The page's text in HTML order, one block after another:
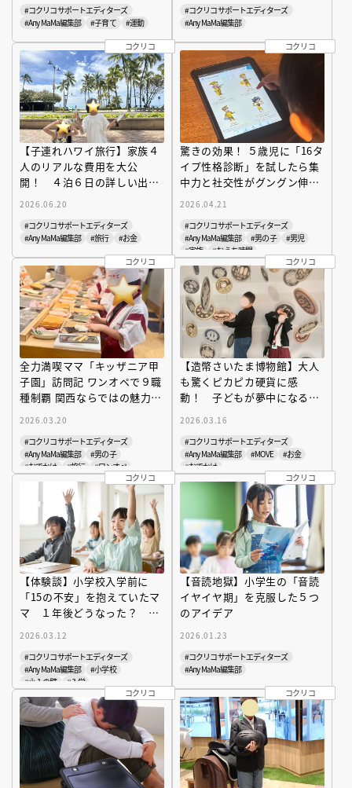
#コクリコサポートエディターズ
#Any MaMa編集部
#子育て #運動
#コクリコサポートエディターズ
#Any MaMa編集部
コクリコ
【子連れハワイ旅行】家族４
人のリアルな費用を大公
開！ ４泊６日の詳しい出費
レポート
2026.06.20
#コクリコサポートエディターズ
#Any MaMa編集部
#旅行 #お金
コクリコ
驚きの効果！ ５歳児に「16タ
イプ性格診断」を試したら集
中力と社交性がグングン伸び
た話
2026.04.21
#コクリコサポートエディターズ
#Any MaMa編集部
#男の子
#男児
#家族
#おうち時間
コクリコ
全力満喫ママ「キッザニア甲
子園」訪問記 ワンオペで９職
種制覇 関西ならではの魅力を
2026.03.20
#コクリコサポートエディターズ
#Any MaMa編集部
#男の子
#おでかけ
#旅行 #ワンオペ
コクリコ
【造幣さいたま博物館】大人
も驚くピカピカ硬貨に感
動！ 子どもが夢中になる工
2026.03.16
#コクリコサポートエディターズ
#Any MaMa編集部
#MOVE
#お金
#おでかけ
コクリコ
【体験談】小学校入学前に
「15の不安」を抱えていたマ
マ １年後どうなった？ 子
2026.03.12
#コクリコサポートエディターズ
#Any MaMa編集部
#小学校
#小１の壁
#入学
コクリコ
【音読地獄】小学生の「音読
イヤイヤ期」を克服した５つ
のアイデア
2026.01.23
#コクリコサポートエディターズ
#Any MaMa編集部
コクリコ
コクリコ